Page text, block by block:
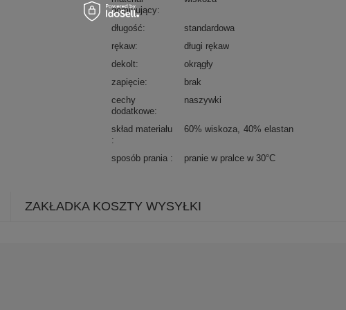
dominujący
długość
standardowa
rękaw
długi rękaw
dekolt
okrągły
zapięcie
brak
cechy
dodatkowe
naszywki
skład materiału 60% wiskoza 40% elastan
sposób prania pranie w pralce w 30°C
ZAKŁADKA KOSZTY WYSYŁKI